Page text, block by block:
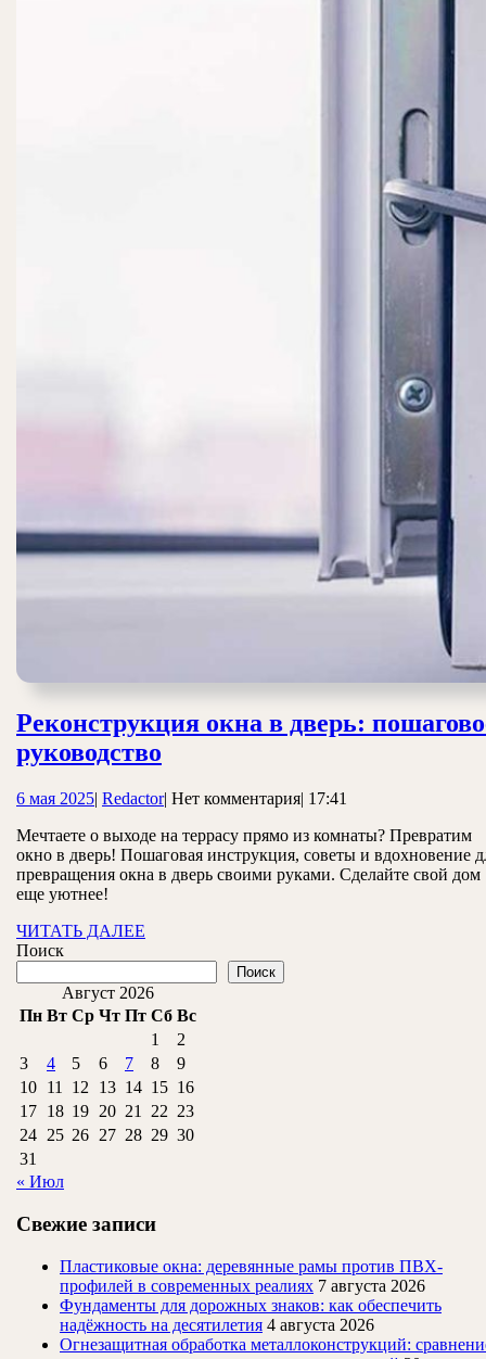
Реконструкция окна в дверь:
руководство
в
дверь:
пошаговое
6 мая 20256
2025
| RedactorRedactor
| Нет комментария| 17:41
Мечтаете о выходе на террасу прямо из комнаты? Превратим
окно в дверь! Пошаговая инструкция, советы и вдохновение
превращения окна в дверь своими руками. Сделайте свой дом
еще уютнее!
ЧИТАТЬ ДАЛЕЕ
Поиск
Поиск
Август 2026
Пн Вт Ср Чт Пт Сб Вс
1
2
3
4 5 6 7 8
9
10 11 12 13 14 15 16
17 18 19 20 21 22 23
24 25 26 27 28 29 30
31
« Июл
Свежие записи
Пластиковые окна: деревянные рамы против ПВХ-
профилей в современных реалиях 7 августа 2026
Фундаменты для дорожных знаков: как обеспечить
надёжность на десятилетия 4 августа 2026
Огнезащитная обработка металлоконструкций: